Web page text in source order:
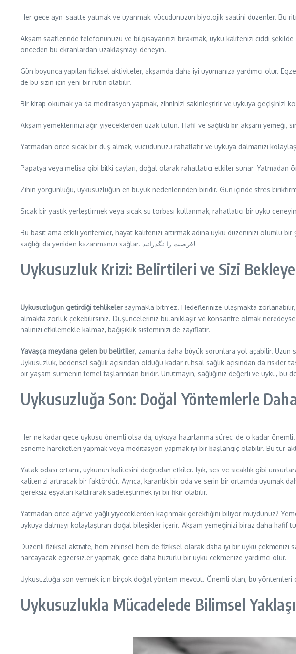
Her gece aynı saatte yatmak ve uyanmak, vücudunuzun biyolojik saatini düzenler. Bu
Akşam saatlerinde telefonunuzu ve bilgisayarınızı bırakmak, uyku kalitenizi ciddi
önceden bu ekranlardan uzaklaşmayı deneyin.
Gün boyunca yapılan fiziksel aktiviteler, akşamda daha iyi uyumanıza yardımcı olur.
de bu sizin için yeni bir rutin olabilir.
Bir kitap okumak ya da meditasyon yapmak, zihninizi sakinleştirir ve uykuya geçişinizi
Akşam yemeklerinizi ağır yiyeceklerden uzak tutun. Hafif ve sağlıklı bir akşam yemeği,
Yatmadan önce sıcak bir duş almak, vücudunuzu rahatlatır ve uykuya dalmanızı
Papatya veya melisa gibi bitki çayları, doğal olarak rahatlatıcı etkiler sunar. Yatmadan
Zihin yorgunluğu, uykusuzluğun en büyük nedenlerinden biridir. Gün içinde stres
Sıcak bir yastık yerleştirmek veya sıcak su torbası kullanmak, rahatlatıcı bir uyku
Bu basit ama etkili yöntemler, hayat kalitenizi artırmak adına uyku düzeninizi olumlu
sağlığı da yeniden kazanmanızı sağlar. فرصت را نگذرانید!
Uykusuzluk Krizi: Belirtileri ve Sizi
Uykusuzluğun getirdiği tehlikelersaymakla bitmez. Hedeflerinize ulaşmakta zorlanabilir,
almakta zorluk çekebilirsiniz. Düşünceleriniz bulanıklaşır ve konsantre olmak
halinizi etkilemekle kalmaz, bağışıklık sisteminizi de zayıflatır.
Yavaşça meydana gelen bu belirtiler, zamanla daha büyük sorunlara yol açabilir. Uzun
Uykusuzluk, bedensel sağlık açısından olduğu kadar ruhsal sağlık açısından da riskler
bir yaşam sürmenin temel taşlarından biridir. Unutmayın, sağlığınız değerli ve uyku, bu
Uykusuzluğa Son: Doğal Yöntemlerle
Her ne kadar gece uykusu önemli olsa da, uykuya hazırlanma süreci de o kadar
esneme hareketleri yapmak veya meditasyon yapmak iyi bir başlangıç olabilir. Bu tür
Yatak odası ortamı, uykunun kalitesini doğrudan etkiler. Işık, ses ve sıcaklık gibi
kalitenizi artıracak bir faktördür. Ayrıca, karanlık bir oda ve serin bir ortamda uyumak
gereksiz eşyaları kaldırarak sadeleştirmek iyi bir fikir olabilir.
Yatmadan önce ağır ve yağlı yiyeceklerden kaçınmak gerektiğini biliyor muydunuz?
uykuya dalmayı kolaylaştıran doğal bileşikler içerir. Akşam yemeğinizi biraz daha hafif
Düzenli fiziksel aktivite, hem zihinsel hem de fiziksel olarak daha iyi bir uyku çekmenizi
harcayacak egzersizler yapmak, gece daha huzurlu bir uyku çekmenize yardımcı olur.
Uykusuzluğa son vermek için birçok doğal yöntem mevcut. Önemli olan, bu
Uykusuzlukla Mücadelede Bilimsel